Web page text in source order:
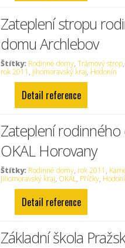
Zateplení stropu
domu Archlebov
Štítky: Rodinné domy,Trámový strop,
rok 2011 , Jihomoravský kraj, Hodonín
Detail reference
Zateplení
OKAL Horovany
Štítky: Rodinné domy, rok 2011 ,
Jihomoravský kraj, OKAL, Příčky,
Detail reference
Základní škola